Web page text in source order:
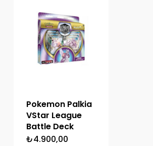
Pokemon Palkia
VStar League
Battle Deck
₺4.900,00